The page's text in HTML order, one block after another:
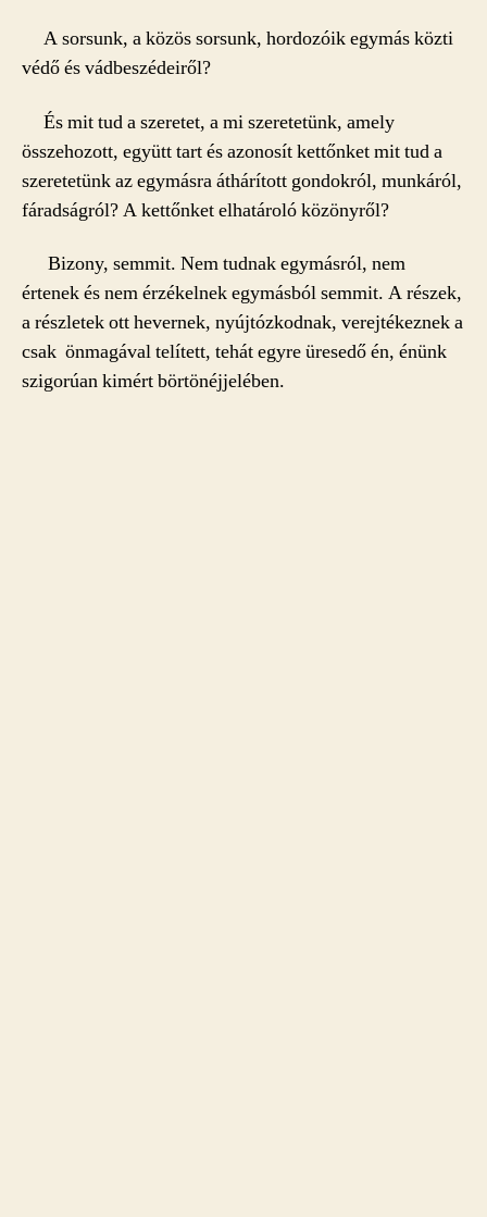
A sorsunk, a közös sorsunk, hordozóik egymás közti
védő és vádbeszédeiről?
És mit tud a szeretet, a mi szeretetünk, amely
összehozott, együtt tart és azonosít kettőnket mit tud a
szeretetünk az egymásra áthárított gondokról, munkáról,
fáradságról? A kettőnket elhatároló közönyről?
Bizony, semmit. Nem tudnak egymásról, nem
értenek és nem érzékelnek egymásból semmit. A részek,
a részletek ott hevernek, nyújtózkodnak, verejtékeznek a
csak önmagával telített, tehát egyre üresedő én, énünk
szigorúan kimért börtönéjjelében.